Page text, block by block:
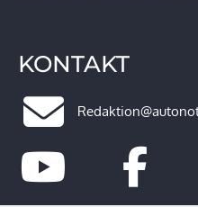
KONTAKT